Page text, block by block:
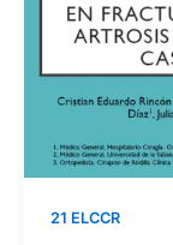
21 ELCCR